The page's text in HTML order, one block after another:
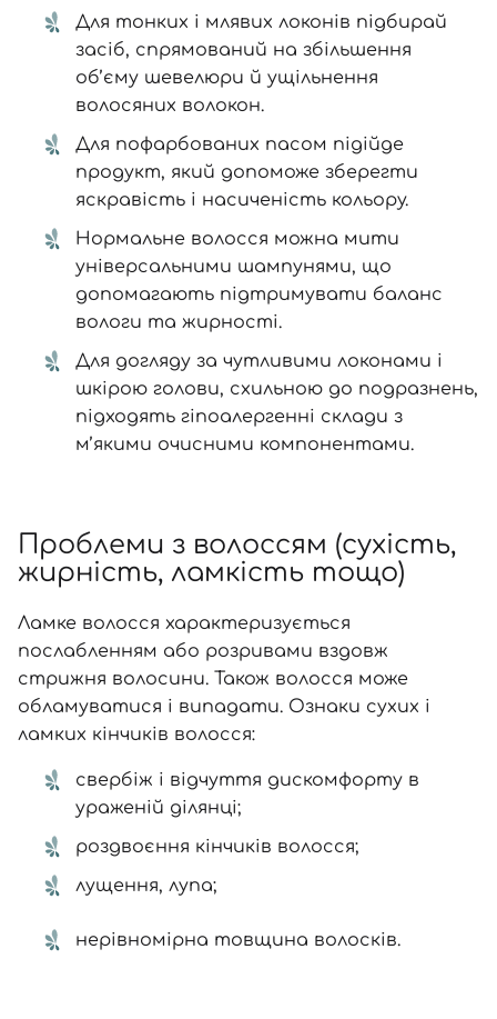
Для тонких і млявих локонів підбирай
засіб, спрямований на збільшення
об’єму шевелюри й ущільнення
волосяних волокон.
Для пофарбованих пасом підійде
продукт, який допоможе зберегти
яскравість і насиченість кольору.
Нормальне волосся можна мити
універсальними шампунями, що
допомагають підтримувати баланс
вологи та жирності.
Для догляду за чутливими локонами і
шкірою голови, схильною до подразнень,
підходять гіпоалергенні склади з
м’якими очисними компонентами.
Проблеми з волоссям (сухість,
жирність, ламкість тощо)
Ламке волосся характеризується
послабленням або розривами вздовж
стрижня волосини. Також волосся може
обламуватися і випадати. Ознаки сухих і
ламких кінчиків волосся:
свербіж і відчуття дискомфорту в
ураженій ділянці;
роздвоєння кінчиків волосся;
лущення, лупа;
нерівномірна товщина волосків.